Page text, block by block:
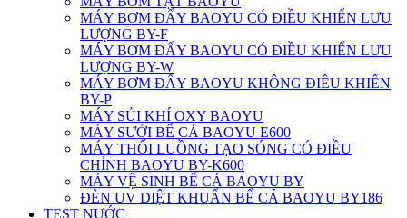
MÁY BƠM ĐẨY BAOYU CÓ ĐIỀU KHIỂN LƯU
LƯỢNG BY-F
MÁY BƠM ĐẨY BAOYU CÓ ĐIỀU KHIỂN LƯU
LƯỢNG BY-W
MÁY BƠM ĐẨY BAOYU KHÔNG ĐIỀU KHIỂN
BY-P
MÁY SỦI KHÍ OXY BAOYU
MÁY SƯỞI BỂ CÁ BAOYU E600
MÁY THỔI LUỒNG TẠO SÓNG CÓ ĐIỀU
CHỈNH BAOYU BY-K600
MÁY VỆ SINH BỂ CÁ BAOYU BY
ĐÈN UV DIỆT KHUẨN BỂ CÁ BAOYU BY186
TEST NƯỚC